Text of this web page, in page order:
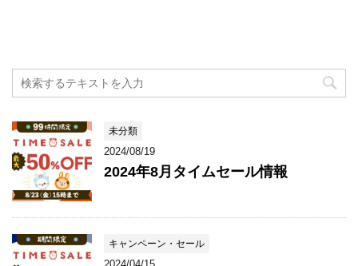
未分類
2024/08/19
2024年8月タイムセール情報
キャンペーン・セール